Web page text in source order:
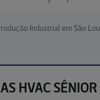
Industrial em São
HVAC SÊNIOR